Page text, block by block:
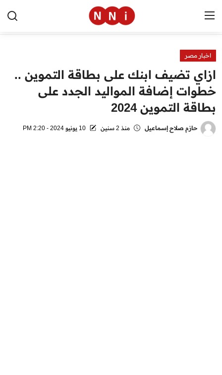
الرئيسية
اخبار مصر
العالم
الرياضة
اخبار مصر
ازاي تضيف ابنك على بطاقة التموين ..
خطوات إضافة المواليد الجدد على
بطاقة التموين 2024
حازم صلاح إسماعيل منذ 2 سنين 10 يونيو 2024 - 2:20 PM